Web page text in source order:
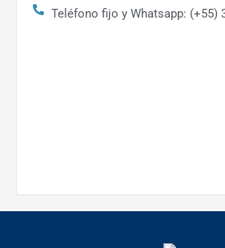
Teléfono fijo y Whatsapp: (+55)